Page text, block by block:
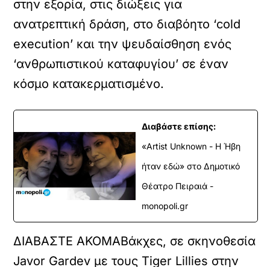
στην εξορία, στις διώξεις για
ανατρεπτική δράση, στο διαβόητο ‘cold
execution’ και την ψευδαίσθηση ενός
‘ανθρωπιστικού καταφυγίου’ σε έναν
κόσμο κατακερματισμένο.
Διαβάστε επίσης:
«Artist Unknown - Η Ήβη
ήταν εδώ» στο Δημοτικό
Θέατρο Πειραιά -
monopoli.gr
ΔΙΑΒΑΣΤΕ ΑΚΟΜΑΒάκχες, σε σκηνοθεσία
Javor Gardev με τους Tiger Lillies στην